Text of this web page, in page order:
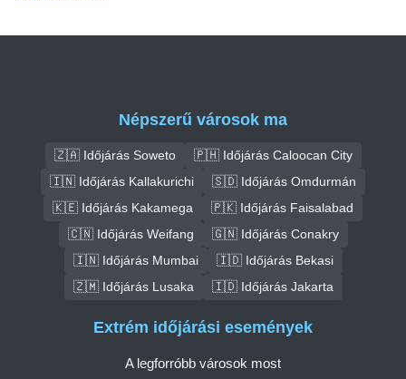
Népszerű városok ma
🇿🇦 Időjárás Soweto
🇵🇭 Időjárás Caloocan City
🇮🇳 Időjárás Kallakurichi
🇸🇩 Időjárás Omdurmán
🇰🇪 Időjárás Kakamega
🇵🇰 Időjárás Faisalabad
🇨🇳 Időjárás Weifang
🇬🇳 Időjárás Conakry
🇮🇳 Időjárás Mumbai
🇮🇩 Időjárás Bekasi
🇿🇲 Időjárás Lusaka
🇮🇩 Időjárás Jakarta
Extrém időjárási események
A legforróbb városok most